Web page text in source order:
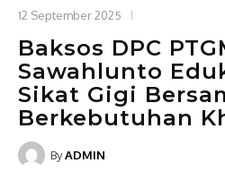
12 September 2025
Baksos DPC
Sawahlunto
Sikat Gigi
Berkebutuhan
ByADMIN